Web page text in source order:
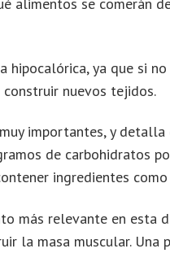
alimentos se comerán
ya que si no
nuevos tejidos.
importantes, y detalla
de carbohidratos
ingredientes como
más relevante en esta
la masa muscular. Una